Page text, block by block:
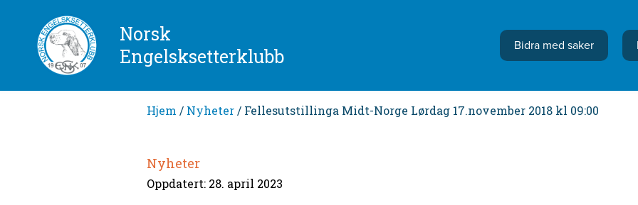
Norsk
Engelsksetterklubb
Bidra med saker
Hjem / Nyheter/ Fellesutstillinga Midt-Norge Lørdag 17.november 2018 kl 09:00
Nyheter
Oppdatert: 28. april 2023